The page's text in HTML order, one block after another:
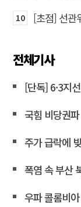
10 [초점] 선관
전체기사
[단독] 6·3지
국힘 비당권파
주가 급락에
폭염 속 부산
우파 콜롬비아